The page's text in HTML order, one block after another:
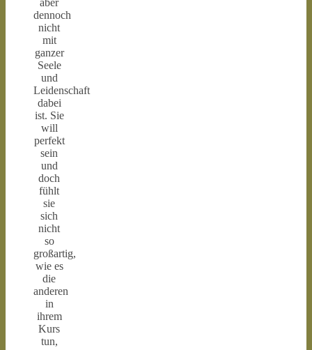
aber
dennoch
nicht
mit
ganzer
Seele
und
Leidenschaft
dabei
ist. Sie
will
perfekt
sein
und
doch
fühlt
sie
sich
nicht
so
großartig,
wie es
die
anderen
in
ihrem
Kurs
tun,